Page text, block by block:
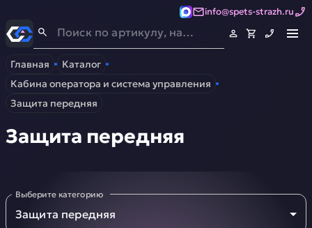
info@spets-strazh.ru
Спец-Страж- Запчасти для спецтехники
Главная
Каталог
Кабина оператора и система управления
Защита передняя
Защита передняя
Выберите категорию
Защита передняя
1
2